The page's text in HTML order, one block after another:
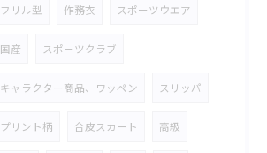
フリル型 作務衣 スポーツウエア
国産 スポーツクラブ
キャラクター商品、ワッペン スリッパ
プリント柄 合皮スカート 高級